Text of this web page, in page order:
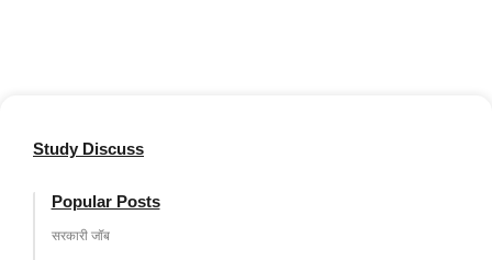
Study Discuss
Popular Posts
सरकारी जॉब